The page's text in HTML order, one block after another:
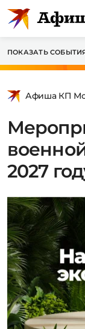
ПОКАЗАТЬ
Афиша КП
2027